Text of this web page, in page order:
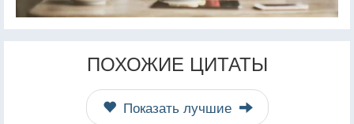
ПОХОЖИЕ ЦИТАТЫ
Показать лучшие